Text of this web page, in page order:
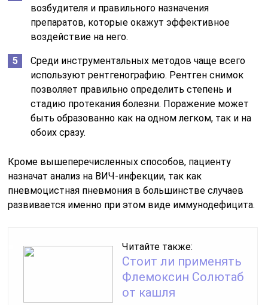
возбудителя и правильного назначения
препаратов, которые окажут эффективное
воздействие на него.
Среди инструментальных методов чаще всего
используют рентгенографию. Рентген снимок
позволяет правильно определить степень и
стадию протекания болезни. Поражение может
быть образованно как на одном легком, так и на
обоих сразу.
Кроме вышеперечисленных способов, пациенту
назначат анализ на ВИЧ-инфекции, так как
пневмоцистная пневмония в большинстве случаев
развивается именно при этом виде иммунодефицита.
Читайте также:
Стоит ли применять
Флемоксин Солютаб
от кашля